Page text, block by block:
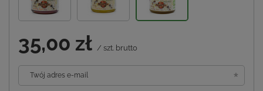
35,00 zł / szt. brutto
Twój adres e-mail